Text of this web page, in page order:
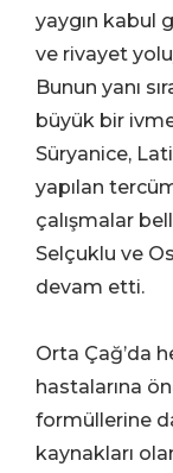
yaygın kabul
ve rivayet
Bunun yanı
büyük bir
Süryanice,
yapılan
çalışmalar
Selçuklu ve
devam etti.
Orta Çağ’da
hastalarına
formüllerine
kaynakları